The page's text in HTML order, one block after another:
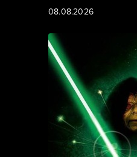
08.08.2026